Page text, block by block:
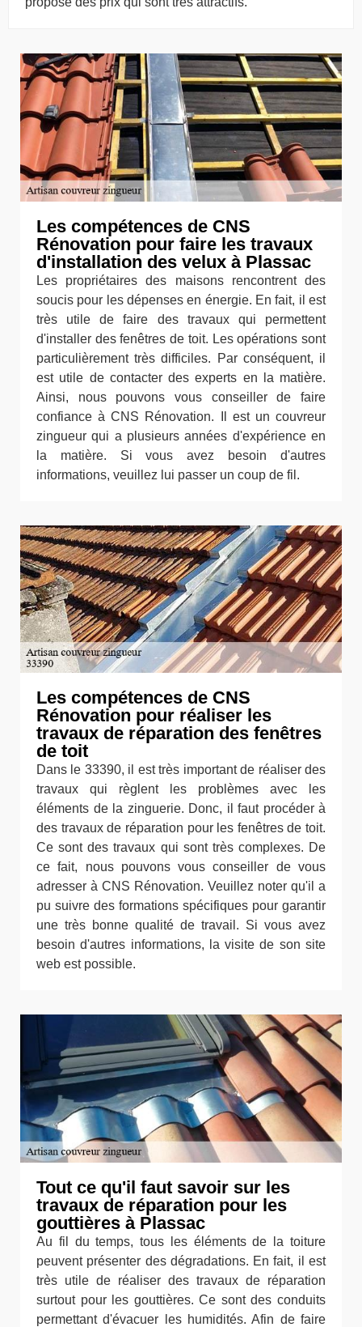
Les compétences de CNS
Rénovation pour faire les travaux
d'installation des velux à Plassac
Les propriétaires des maisons rencontrent des
soucis pour les dépenses en énergie. En fait, il est
très utile de faire des travaux qui permettent
d'installer des fenêtres de toit. Les opérations sont
particulièrement très difficiles. Par conséquent, il
est utile de contacter des experts en la matière.
Ainsi, nous pouvons vous conseiller de faire
confiance à CNS Rénovation. Il est un couvreur
zingueur qui a plusieurs années d'expérience en
la matière. Si vous avez besoin d'autres
informations, veuillez lui passer un coup de fil.
Les compétences de CNS
Rénovation pour réaliser les
travaux de réparation des fenêtres
de toit
Dans le 33390, il est très important de réaliser des
travaux qui règlent les problèmes avec les
éléments de la zinguerie. Donc, il faut procéder à
des travaux de réparation pour les fenêtres de toit.
Ce sont des travaux qui sont très complexes. De
ce fait, nous pouvons vous conseiller de vous
adresser à CNS Rénovation. Veuillez noter qu'il a
pu suivre des formations spécifiques pour garantir
une très bonne qualité de travail. Si vous avez
besoin d'autres informations, la visite de son site
web est possible.
Tout ce qu'il faut savoir sur les
travaux de réparation pour les
gouttières à Plassac
Au fil du temps, tous les éléments de la toiture
peuvent présenter des dégradations. En fait, il est
très utile de réaliser des travaux de réparation
surtout pour les gouttières. Ce sont des conduits
permettant d'évacuer les humidités. Afin de faire